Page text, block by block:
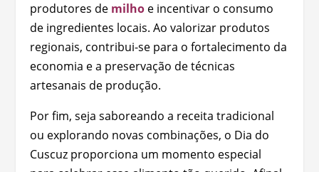
produtores de milho e incentivar o consumo
de ingredientes locais. Ao valorizar produtos
regionais, contribui-se para o fortalecimento da
economia e a preservação de técnicas
artesanais de produção.
Por fim, seja saboreando a receita tradicional
ou explorando novas combinações, o Dia do
Cuscuz proporciona um momento especial